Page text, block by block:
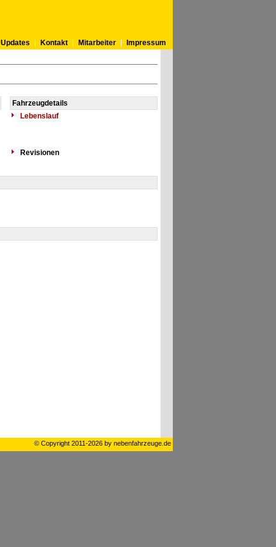
Updates Kontakt Mitarbeiter
Impressum
Fahrzeugdetails
Lebenslauf
Revisionen
© Copyright 2011-2026 by nebenfahrzeuge.de